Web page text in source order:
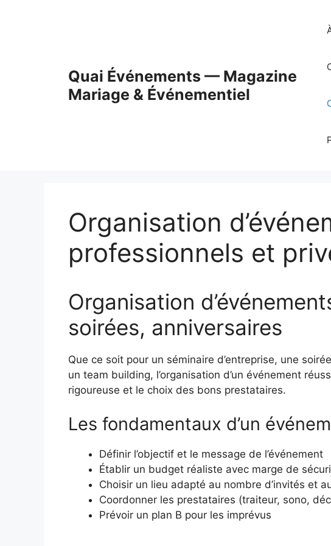
Quai Événements — Magazine
Mariage & Événementiel
Organisation
professionnels et
Organisation
soirées, anniversaires
Que ce soit pour un séminaire d’entreprise, une
un team building, l’organisation d’un événement
rigoureuse et le choix des bons prestataires.
Les fondamentaux d’un
Définir l’objectif et le message de l’événement
Établir un budget réaliste avec marge de
Choisir un lieu adapté au nombre d’invités et
Coordonner les prestataires (traiteur, sono,
Prévoir un plan B pour les imprévus